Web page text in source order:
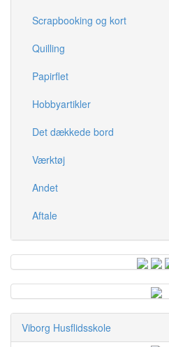
Scrapbooking og kort
Quilling
Papirflet
Hobbyartikler
Det dækkede bord
Værktøj
Andet
Aftale
Viborg Husflidsskole